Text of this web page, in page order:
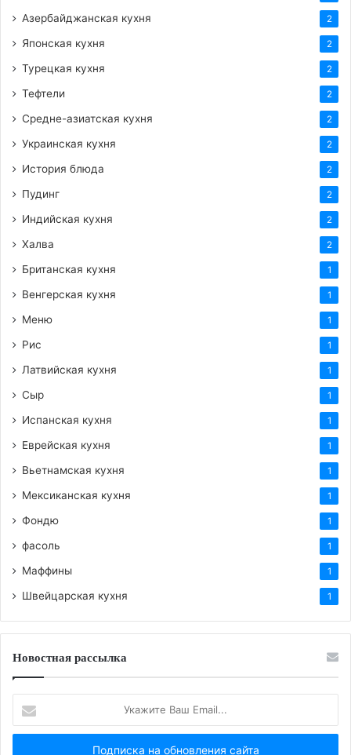
Азербайджанская кухня 2
Японская кухня 2
Турецкая кухня 2
Тефтели 2
Средне-азиатская кухня 2
Украинская кухня 2
История блюда 2
Пудинг 2
Индийская кухня 2
Халва 2
Британская кухня 1
Венгерская кухня 1
Меню 1
Рис 1
Латвийская кухня 1
Сыр 1
Испанская кухня 1
Еврейская кухня 1
Вьетнамская кухня 1
Мексиканская кухня 1
Фондю 1
фасоль 1
Маффины 1
Швейцарская кухня 1
Новостная рассылка
Ваш
Email...